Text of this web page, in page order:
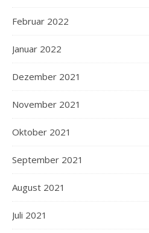
Februar 2022
Januar 2022
Dezember 2021
November 2021
Oktober 2021
September 2021
August 2021
Juli 2021